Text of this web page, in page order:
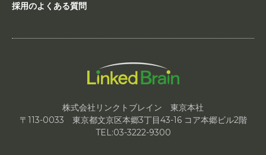
採用のよくある質問
株式会社リンクトブレイン 東京本社
〒113-0033 東京都文京区本郷3丁目43-16 コア本郷ビル2階
TEL:03-3222-9300